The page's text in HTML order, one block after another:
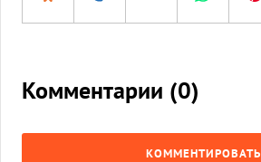
Комментарии (0)
КОММЕНТИРОВАТЬ